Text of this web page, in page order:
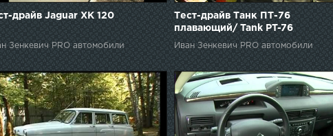
драйв Jaguar XK 120
Зенкевич PRO автомобили
Тест-драйв Танк ПТ-76
плавающий/ Tank PT-76
Иван Зенкевич PRO автомобили